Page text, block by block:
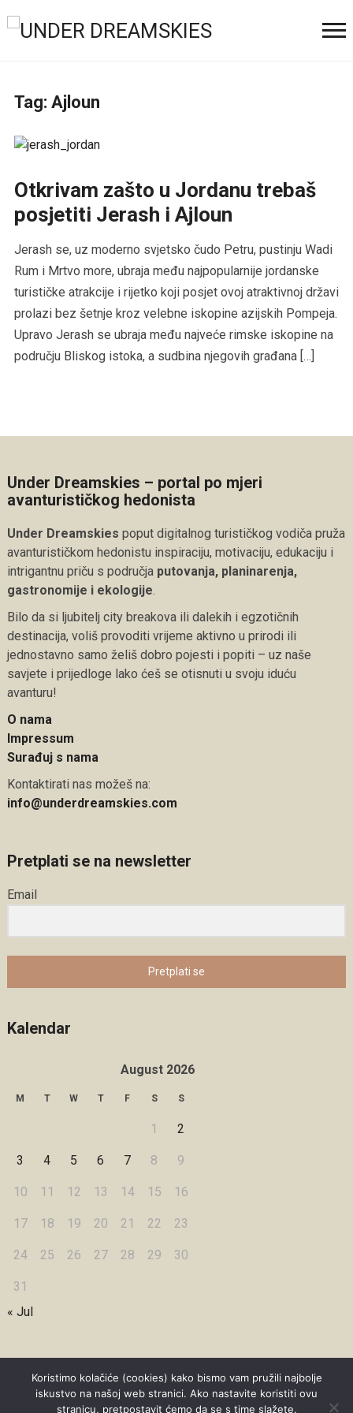
Tag: Ajloun
Otkrivam zašto u Jordanu trebaš
posjetiti Jerash i Ajloun
Jerash se, uz moderno svjetsko čudo Petru, pustinju Wadi
Rum i Mrtvo more, ubraja među najpopularnije jordanske
turističke atrakcije i rijetko koji posjet ovoj atraktivnoj državi
prolazi bez šetnje kroz velebne iskopine azijskih Pompeja.
Upravo Jerash se ubraja među najveće rimske iskopine na
području Bliskog istoka, a sudbina njegovih građana […]
Under Dreamskies – portal po mjeri
avanturističkog hedonista
Under Dreamskies poput digitalnog turističkog vodiča pruža
avanturističkom hedonistu inspiraciju, motivaciju, edukaciju i
intrigantnu priču s područja putovanja, planinarenja,
gastronomije i ekologije.
Bilo da si ljubitelj city breakova ili dalekih i egzotičnih
destinacija, voliš provoditi vrijeme aktivno u prirodi ili
jednostavno samo želiš dobro pojesti i popiti – uz naše
savjete i prijedloge lako ćeš se otisnuti u svoju iduću
avanturu!
O nama
Impressum
Surađuj s nama
Kontaktirati nas možeš na:
info@underdreamskies.com
Pretplati se na newsletter
Email
Pretplati se
Kalendar
August 2026
M T W T F S S
1 2
3 4 5 6 7 8 9
10 11 12 13 14 15 16
17 18 19 20 21 22 23
24 25 26 27 28 29 30
31
« Jul
Copyright © 2026 Under Dreamskies
Koristimo kolačiće (cookies) kako bismo vam pružili najbolje
iskustvo na našoj web stranici. Ako nastavite koristiti ovu
stranicu, pretpostavit ćemo da se s time slažete.